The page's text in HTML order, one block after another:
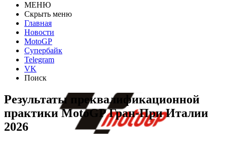
МЕНЮ
Скрыть меню
Главная
Новости
MotoGP
Супербайк
Telegram
VK
Поиск
Результаты преквалификационной
практики MotoGP Гран-При Италии
2026